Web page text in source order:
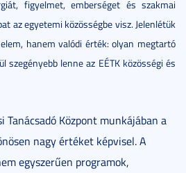
figyelmet, emberséget és szakmai
az egyetemi közösségbe visz. Jelenlétük
hanem valódi érték: olyan megtartó
szegényebb lenne az EÉTK közösségi és
Tanácsadó Központ munkájában a
nagy értéket képvisel. A
egyszerűen programok,